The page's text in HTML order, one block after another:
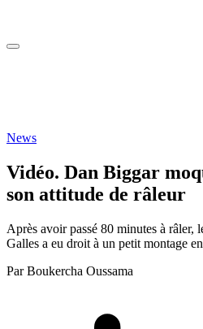
News
Vidéo. Dan Biggar
son attitude de râleur
Après avoir passé 80 minutes à râler,
Galles a eu droit à un petit montage
Par Boukercha Oussama